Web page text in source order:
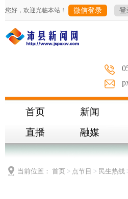
您好，欢迎光临本站！ 微信登录 登
首页 新闻
直播
融媒
当前位置： 首页 > 点节目 > 民生热线